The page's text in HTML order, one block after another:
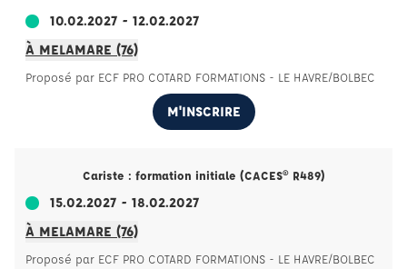
10.02.2027 - 12.02.2027
À MELAMARE (76)
Proposé par ECF PRO COTARD FORMATIONS - LE HAVRE/BOLBEC
M'INSCRIRE
Cariste : formation initiale (CACES® R489)
15.02.2027 - 18.02.2027
À MELAMARE (76)
Proposé par ECF PRO COTARD FORMATIONS - LE HAVRE/BOLBEC